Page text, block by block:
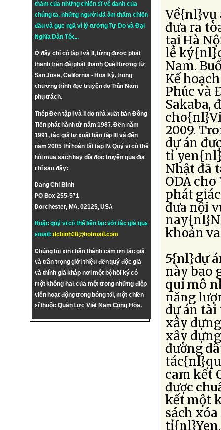
thảm của những chiến sĩ vô danh của
chúng ta, những người đã âm thầm chiến
đấu và gục ngã vì lý tưởngTự DovàĐại
Nghĩa Dân Tộc...
Ở đây chỉ có tập I và II, từng được phát
thanh trên đài phát thanh Quê Hương từ
San Jose, California - Hoa Kỳ, trong
chương trình đọc truyện do Trần Nam
phụ trách.
Thép Đen tập I và II do nhà xuất bản Đông
Tiến phát hành từ năm 1987. Đến năm
1991, tác giả tự xuất bản tập III và đến
năm 2005 thì hoàn tất tập IV. Quý vị có thể
hỏi mua sách hay dĩa đọc truyện qua địa
chỉ sau đây:
Dang Chi Binh
PO Box 255-571
Dorchester, MA. 02125, USA
Hoặc quý vị có thể liên lạc với tác giả qua
email:dcbinh38@hotmail.com
Chúng tôi xin chân thành cám ơn tác giả
và trân trọng giới thiệu đến quý độc giả
và thính giả khắp nơi một bộ hồi ký có
một không hai, của một trong những điệp
viên hoạt động trong bóng tối, một chiến
sĩ thuộc Quân Lực Việt Nam Cộng Hòa.
Về{nl}vụ
đưa ra
tại Hà
lễ
Nam.
Kế
Phúc và
Sakaba,
2009.
dự án
tỉ
Nhật đã
ODA
phát
đưa nội
khoản
5{nl}dự
này bao
qui mô
năng
dự án tài
xây
xây
đường
cam kết
được
kết một
sách